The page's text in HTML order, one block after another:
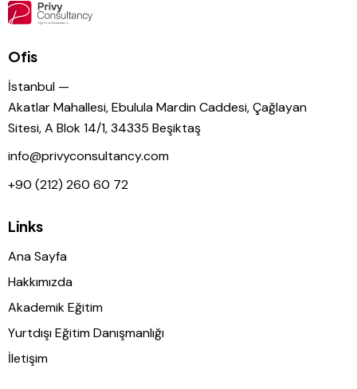
Ofis
İstanbul —
Akatlar Mahallesi, Ebulula Mardin Caddesi, Çağlayan
Sitesi, A Blok 14/1, 34335 Beşiktaş
info@privyconsultancy.com
+90 (212) 260 60 72
Links
Ana Sayfa
Hakkımızda
Akademik Eğitim
Yurtdışı Eğitim Danışmanlığı
İletişim